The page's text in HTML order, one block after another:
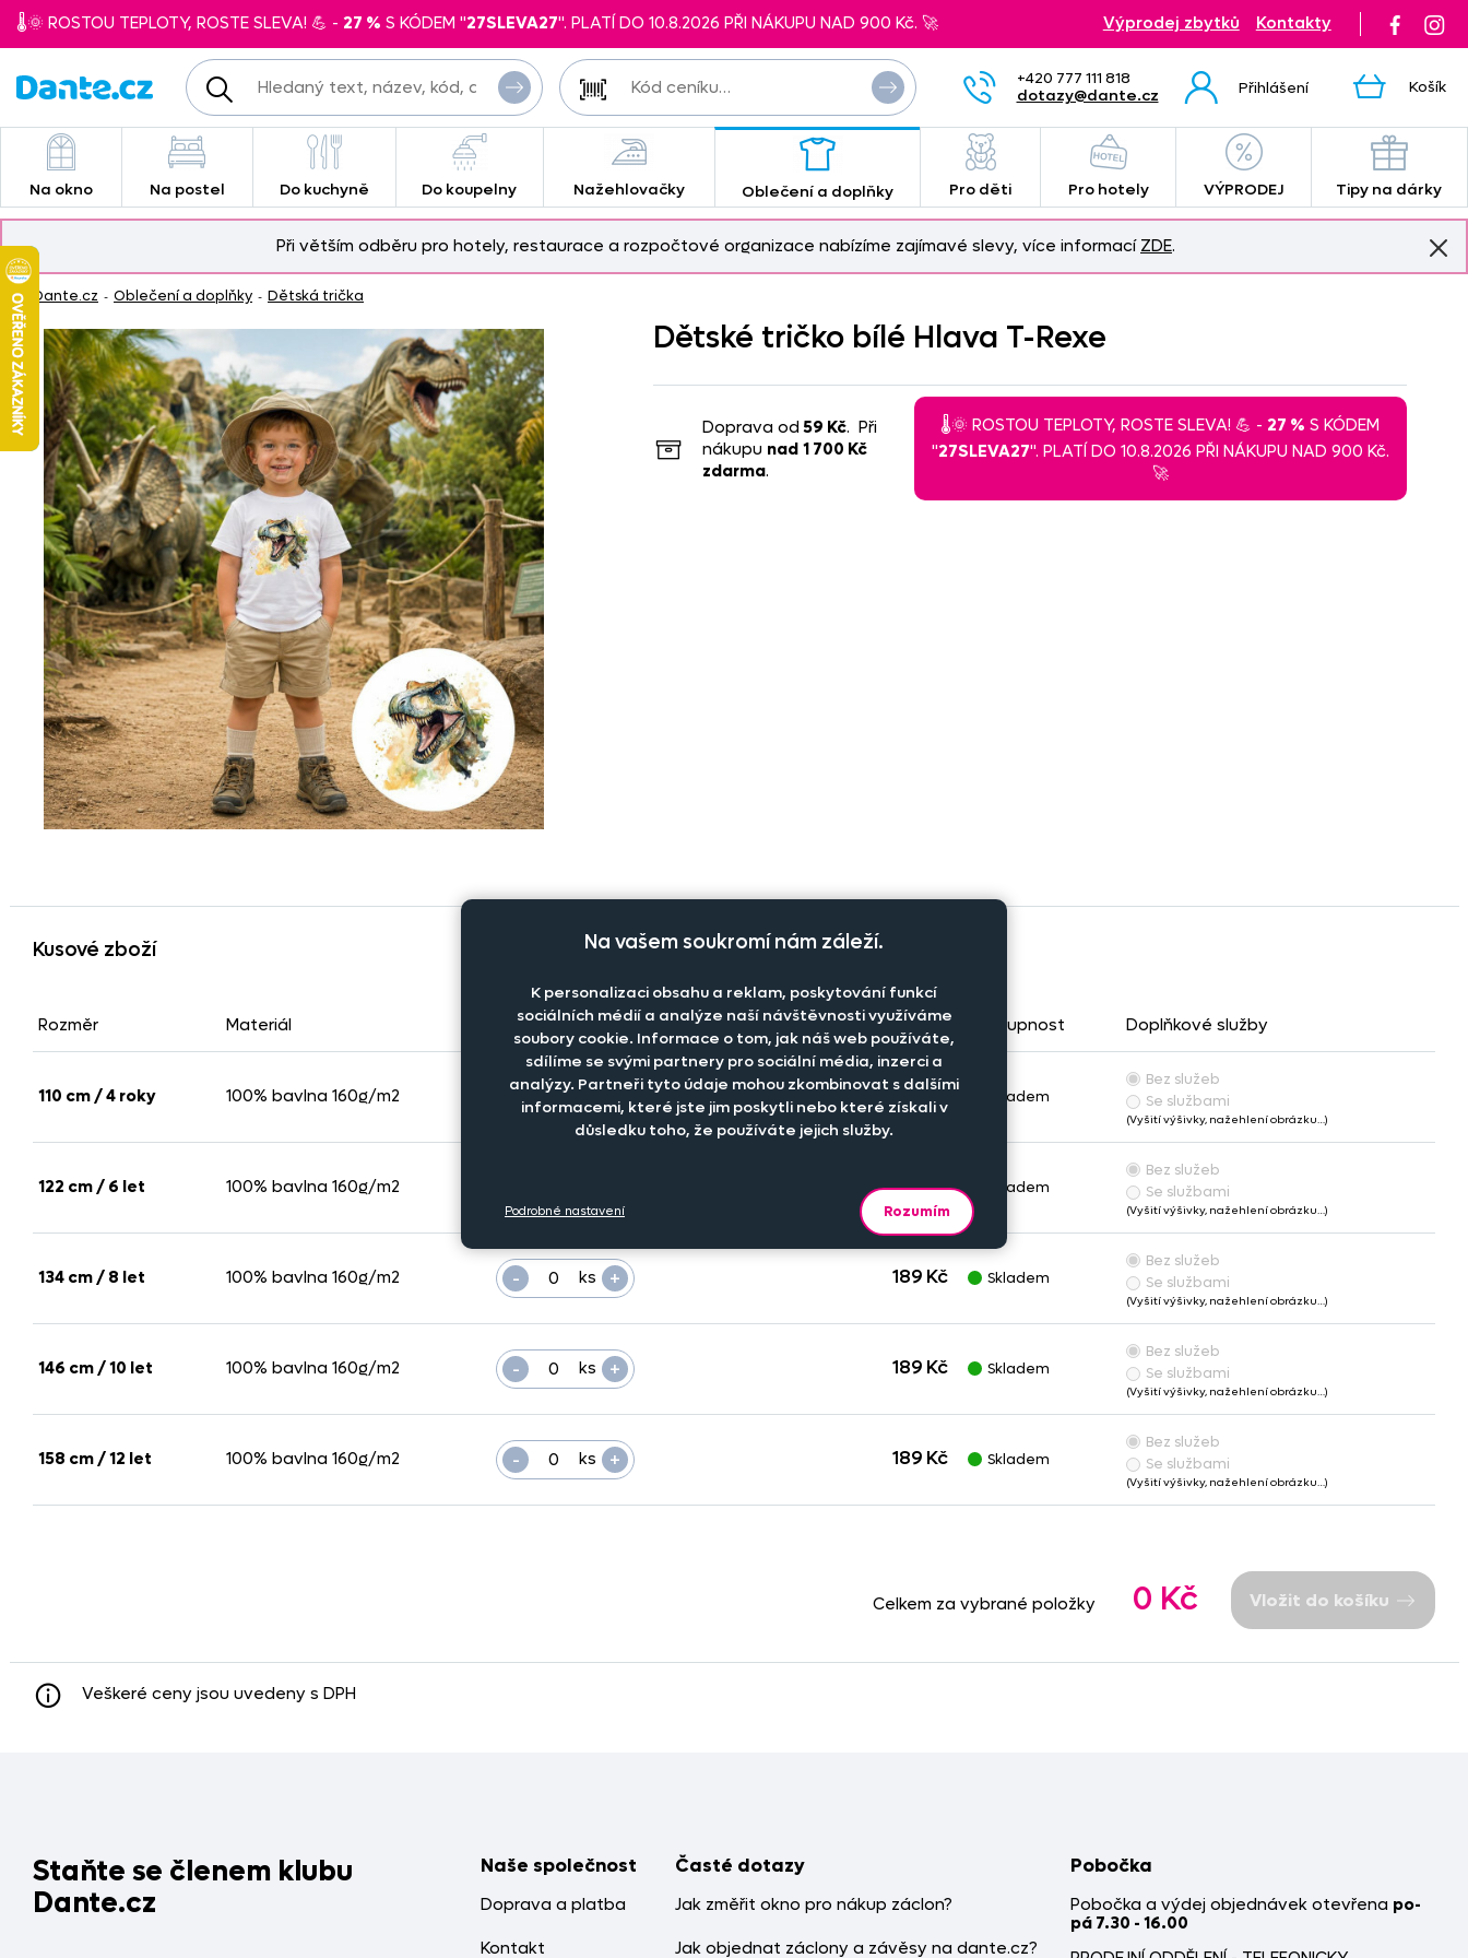
+420 777 111 818
dotazy@dante.cz
Přihlášení Košík
🌡️🌞 ROSTOU TEPLOTY, ROSTE SLEVA! 💪 - 27 % S KÓDEM "27SLEVA27". PLATÍ DO 10.8.2026 PŘI NÁKUPU NAD 900 Kč. 🚀 Výprodej zbytků Kontakty
Na okno Na postel Do kuchyně Do koupelny Nažehlovačky Oblečení a doplňky Pro děti Pro hotely VÝPRODEJ Tipy na dárky
Při větším odběru pro hotely, restaurace a rozpočtové organizace nabízíme zajímavé slevy, více informací ZDE.
Dante.cz - Oblečení a doplňky - Dětská trička
Dětské tričko bílé Hlava T-Rexe
Doprava od 59 Kč. Při
nákupu nad 1 700 Kč
zdarma.
🌡️🌞 ROSTOU TEPLOTY, ROSTE SLEVA! 💪 -27 % S KÓDEM
"27SLEVA27". PLATÍ DO 10.8.2026 PŘI NÁKUPU NAD 900 Kč.
🚀
Kusové zboží
Rozměr Materiál Počet kusů Cena na eshopu Dostupnost Doplňkové služby
110 cm / 4 roky 100% bavlna 160g/m2 ks +
- 189 Kč Skladem
Bez služeb
Se službami
(Vyšití výšivky, nažehlení obrázku…)
122 cm / 6 let 100% bavlna 160g/m2 189 Kč Skladem
Bez služeb
Se službami
(Vyšití výšivky, nažehlení obrázku…)
134 cm / 8 let 100% bavlna 160g/m2 ks +
- 189 Kč Skladem
Bez služeb
Se službami
(Vyšití výšivky, nažehlení obrázku…)
146 cm / 10 let 100% bavlna 160g/m2 ks +
- 189 Kč Skladem
Bez služeb
Se službami
(Vyšití výšivky, nažehlení obrázku…)
158 cm / 12 let 100% bavlna 160g/m2 ks +
- 189 Kč Skladem
Bez služeb
Se službami
(Vyšití výšivky, nažehlení obrázku…)
Celkem za vybrané položky 0 Kč Vložit do košíku
Veškeré ceny jsou uvedeny s DPH
Staňte se členem klubu
Dante.cz
Naše společnost
Doprava a platba
Kontakt
Časté dotazy
Jak změřit okno pro nákup záclon?
Jak objednat záclony a závěsy na dante.cz?
Pobočka
Pobočka a výdej objednávek otevřena po-
pá 7.30 - 16.00
Na vašem soukromí nám záleží.
K personalizaci obsahu a reklam, poskytování funkcí
sociálních médií a analýze naší návštěvnosti využíváme
soubory cookie. Informace o tom, jak náš web používáte,
sdílíme se svými partnery pro sociální média, inzerci a
analýzy. Partneři tyto údaje mohou zkombinovat s dalšími
informacemi, které jste jim poskytli nebo které získali v
důsledku toho, že používáte jejich služby.
Rozumím
Podrobné nastavení